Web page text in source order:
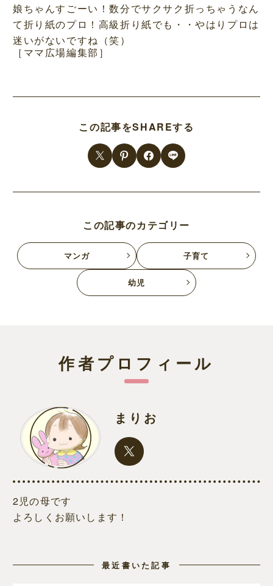
娘ちゃんすごーい！数分でサクサク折っちゃうなん
て折り紙のプロ！高級折り紙でも・・やはりプロは
迷いがないですね（笑）
［ママ広場編集部］
この記事をSHAREする
この記事のカテゴリー
マンガ 子育て
幼児
作者プロフィール
まりお
2児の母です
よろしくお願いします！
最近書いた記事